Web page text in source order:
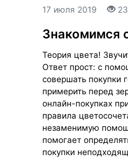
17 июля 2019
Знакомимся
Теория цвета!
Ответ прост: с
совершать покупки
примерить перед
онлайн-покупках
правила
незаменимую
помогает
покупки